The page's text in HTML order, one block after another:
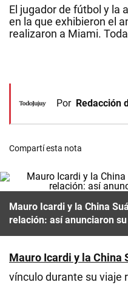
El jugador de fútbol y la
en la que exhibieron el
realizaron a Miami.
Por Redacción
Compartí esta nota
Mauro Icardi y la China
relación: así anunciaron
Mauro Icardi y la China
vínculo durante su viaje